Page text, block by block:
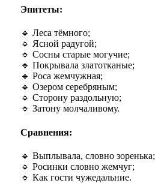
Эпитеты:
🔹 Леса тёмного;
🔹 Ясной радугой;
🔹 Сосны старые могучие;
🔹 Покрывала златотканые;
🔹 Роса жемчужная;
🔹 Озером серебряным;
🔹 Сторону раздольную;
🔹 Затону молчаливому.
Сравнения:
🔹 Выплывала, словно зоренька;
🔹 Росинки словно жемчуг;
🔹 Как гости чужедальние.